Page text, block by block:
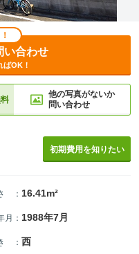
い合わせ
ばOK！
他の写真がないか
問い合わせ
初期費用を知りたい
： 16.41m²
月 ： 1988年7月
： 西